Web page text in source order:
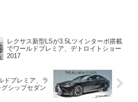
レクサス新型LSが3.5Lツインターボ搭載
でワールドプレミア、デトロイトショー
2017
ドプレミア、ラ
シップセダン